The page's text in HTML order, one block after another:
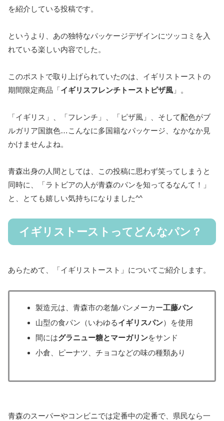
を紹介している投稿です。
というより、あの独特なパッケージデザインにツッコミを入
れている楽しい内容でした。
このポストで取り上げられていたのは、イギリストーストの
期間限定商品「イギリスフレンチトーストピザ風 」。
「イギリス」、「フレンチ」、「ピザ風」、そして配色がブ
ルガリア国旗色…こんなに多国籍なパッケージ、なかなか見
かけませんよね。
青森出身の人間としては、この投稿に思わず笑ってしまうと
同時に、「ラトビアの人が青森のパンを知ってるなんて！」
と、とても嬉しい気持ちになりました^^
イギリストーストってどんなパン？
あらためて、「イギリストースト」についてご紹介します。
製造元は、青森市の老舗パンメーカー工藤パン
山型の食パン（いわゆるイギリスパン）を使用
間にはグラニュー糖とマーガリンをサンド
小倉、ピーナツ、チョコなどの味の種類あり
青森のスーパーやコンビニでは定番中の定番で、県民なら一